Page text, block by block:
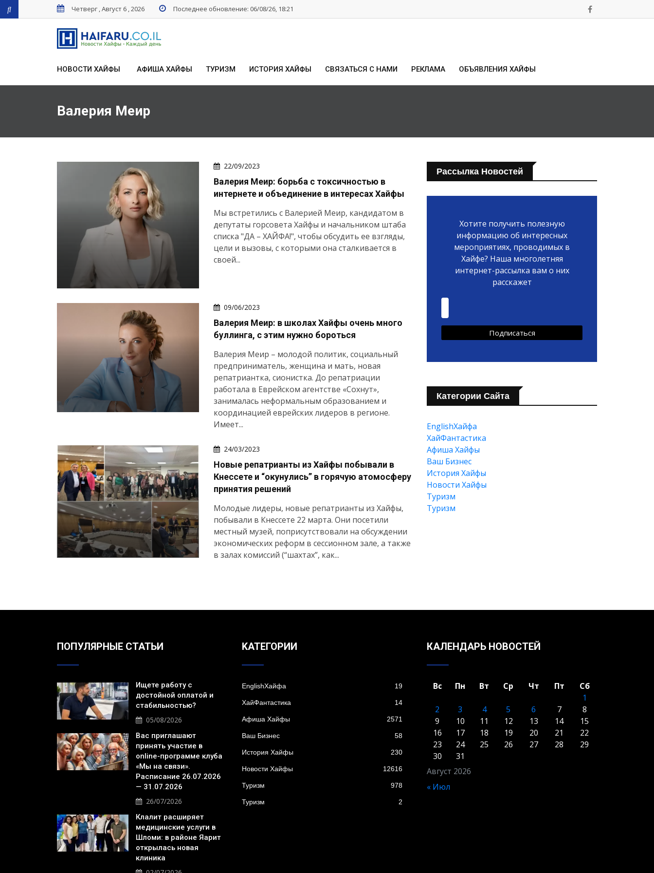
Четверг , Август 6 , 2026 Последнее обновление: 06/08/26, 18:21
НОВОСТИ ХАЙФЫ АФИША ХАЙФЫ ТУРИЗМ ИСТОРИЯ ХАЙФЫ СВЯЗАТЬСЯ С НАМИ РЕКЛАМА ОБЪЯВЛЕНИЯ ХАЙФЫ
Валерия Меир
22/09/2023
Валерия Меир: борьба с токсичностью в
интернете и объединение в интересах Хайфы
Мы встретились с Валерией Меир, кандидатом в
депутаты горсовета Хайфы и начальником штаба
списка "ДА – ХАЙФА!", чтобы обсудить ее взгляды,
цели и вызовы, с которыми она сталкивается в
своей...
09/06/2023
Валерия Меир: в школах Хайфы очень много
буллинга, с этим нужно бороться
Валерия Меир – молодой политик, социальный
предприниматель, женщина и мать, новая
репатриантка, сионистка. До репатриации
работала в Еврейском агентстве «Сохнут»,
занималась неформальным образованием и
координацией еврейских лидеров в регионе.
Имеет...
24/03/2023
Новые репатрианты из Хайфы побывали в
Кнессете и “окунулись” в горячую атомосферу
принятия решений
Молодые лидеры, новые репатрианты из Хайфы,
побывали в Кнессете 22 марта. Они посетили
местный музей, поприсутствовали на обсуждении
экономических реформ в сессионном зале, а также
в залах комиссий (“шахтах”, как...
Рассылка Новостей
Хотите получить полезную
информацию об интересных
мероприятиях, проводимых в
Хайфе? Наша многолетняя
интернет-рассылка вам о них
расскажет
Категории Сайта
EnglishХайфа
XайФантастика
Афиша Хайфы
Ваш Бизнес
История Хайфы
Новости Хайфы
Туризм
Туризм
ПОПУЛЯРНЫЕ СТАТЬИ
Ищете работу с
достойной оплатой и
стабильностью?
05/08/2026
Вас приглашают
принять участие в
online-программе клуба
«Мы на связи».
Расписание 26.07.2026
— 31.07.2026
26/07/2026
Клалит расширяет
медицинские услуги в
Шломи: в районе Яарит
открылась новая
клиника
KАТЕГОРИИ
EnglishХайфа 19
XайФантастика 14
Афиша Хайфы 2571
Ваш Бизнес 58
История Хайфы 230
Новости Хайфы 12616
Туризм 978
Туризм 2
КАЛЕНДАРЬ НОВОСТЕЙ
Август 2026
Вс Пн Вт Ср Чт Пт
Сб
1
2
3 4 5 6 7
8
9
10 11 12 13 14
15
16
17 18 19 20 21
22
23
24 25 26 27 28
29
30
31
« Июл